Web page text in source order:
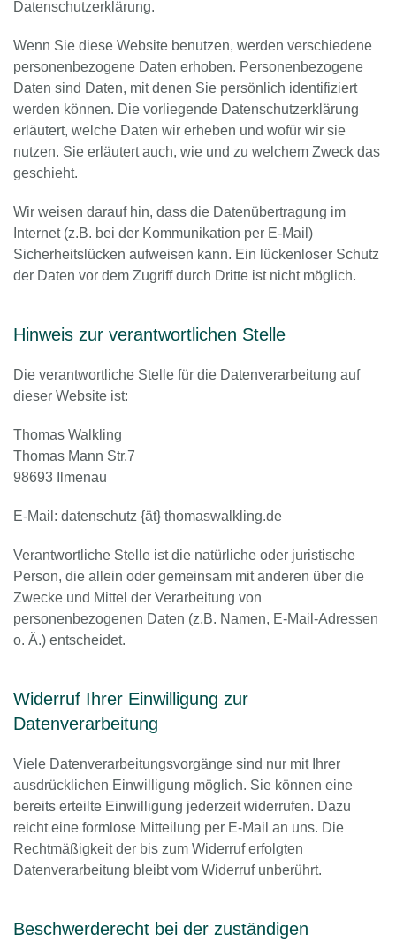
Datenschutzerklärung.
Wenn Sie diese Website benutzen, werden verschiedene
personenbezogene Daten erhoben. Personenbezogene
Daten sind Daten, mit denen Sie persönlich identifiziert
werden können. Die vorliegende Datenschutzerklärung
erläutert, welche Daten wir erheben und wofür wir sie
nutzen. Sie erläutert auch, wie und zu welchem Zweck das
geschieht.
Wir weisen darauf hin, dass die Datenübertragung im
Internet (z.B. bei der Kommunikation per E-Mail)
Sicherheitslücken aufweisen kann. Ein lückenloser Schutz
der Daten vor dem Zugriff durch Dritte ist nicht möglich.
Hinweis zur verantwortlichen Stelle
Die verantwortliche Stelle für die Datenverarbeitung auf
dieser Website ist:
Thomas Walkling
Thomas Mann Str.7
98693 Ilmenau
E-Mail: datenschutz {ät} thomaswalkling.de
Verantwortliche Stelle ist die natürliche oder juristische
Person, die allein oder gemeinsam mit anderen über die
Zwecke und Mittel der Verarbeitung von
personenbezogenen Daten (z.B. Namen, E-Mail-Adressen
o. Ä.) entscheidet.
Widerruf Ihrer Einwilligung zur
Datenverarbeitung
Viele Datenverarbeitungsvorgänge sind nur mit Ihrer
ausdrücklichen Einwilligung möglich. Sie können eine
bereits erteilte Einwilligung jederzeit widerrufen. Dazu
reicht eine formlose Mitteilung per E-Mail an uns. Die
Rechtmäßigkeit der bis zum Widerruf erfolgten
Datenverarbeitung bleibt vom Widerruf unberührt.
Beschwerderecht bei der zuständigen